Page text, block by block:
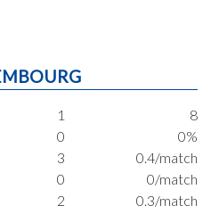
1
8
0
0%
3
0.4/match
0
0/match
2 0.3/match